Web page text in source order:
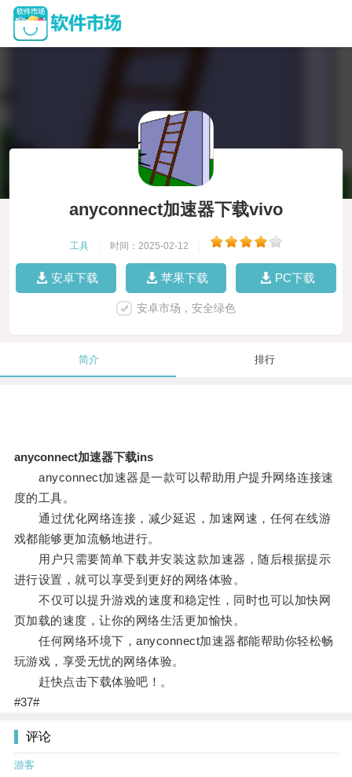
anyconnect加速器下载vivo
工具 时间：2025-02-12
安卓下载 苹果下载 PC下载
安卓市场，安全绿色
简介 排行
anyconnect加速器下载ins
anyconnect加速器是一款可以帮助用户提升网络连接速
度的工具。
通过优化网络连接，减少延迟，加速网速，任何在线游
戏都能够更加流畅地进行。
用户只需要简单下载并安装这款加速器，随后根据提示
进行设置，就可以享受到更好的网络体验。
不仅可以提升游戏的速度和稳定性，同时也可以加快网
页加载的速度，让你的网络生活更加愉快。
任何网络环境下，anyconnect加速器都能帮助你轻松畅
玩游戏，享受无忧的网络体验。
赶快点击下载体验吧！。
#37#
评论
游客